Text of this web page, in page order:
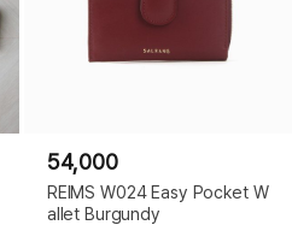
54,000
REIMS W024 Easy Pocket W
allet Burgundy